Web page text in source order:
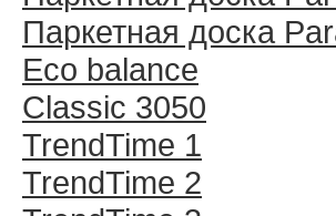
Паркетная доска
Eco balance
Classic 3050
TrendTime 1
TrendTime 2